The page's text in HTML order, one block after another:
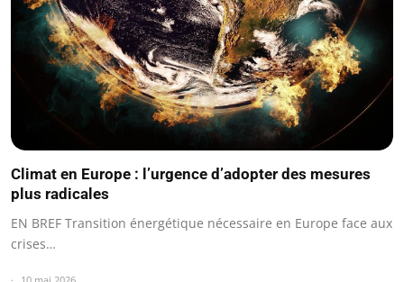
Climat en Europe : l’urgence d’adopter des mesures
plus radicales
EN BREF Transition énergétique nécessaire en Europe face aux
crises…